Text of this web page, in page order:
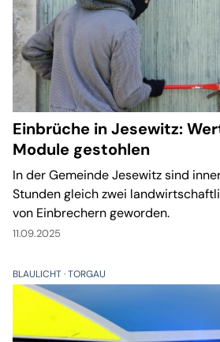
Einbrüche in Jesewitz:
Module gestohlen
In der Gemeinde Jesewitz sind
Stunden gleich zwei
von Einbrechern geworden.
11.09.2025
BLAULICHT TORGAU